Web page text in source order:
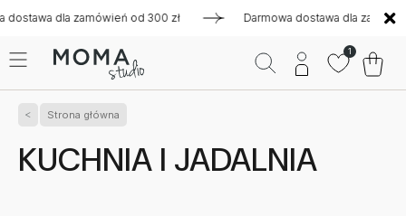
zamówień od 300 zł Darmowa dostawa dla zamówień od 300
1
Strona główna
KUCHNIA I JADALNIA